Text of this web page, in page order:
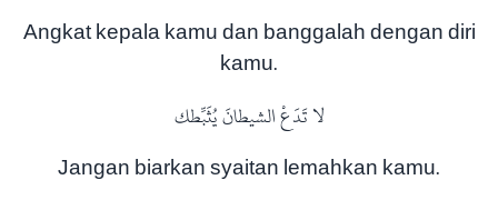
Angkat kepala kamu dan banggalah dengan diri
kamu.
لا تَدَعْ الشيطانَ يُثَبِّطك
Jangan biarkan syaitan lemahkan kamu.